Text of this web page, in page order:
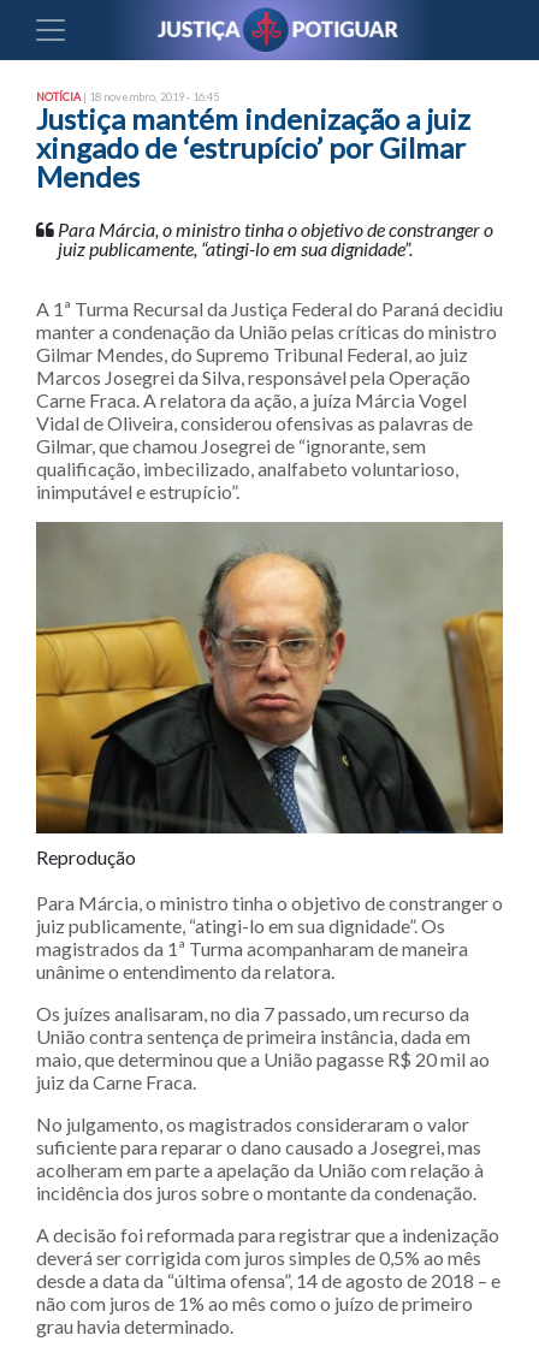
NOTÍCIA | 18 novembro, 2019 - 16:45
Justiça mantém indenização a juiz
xingado de ‘estrupício’ por Gilmar
Mendes
Para Márcia, o ministro tinha o objetivo de constranger o
juiz publicamente, “atingi-lo em sua dignidade”.
A 1ª Turma Recursal da Justiça Federal do Paraná decidiu
manter a condenação da União pelas críticas do ministro
Gilmar Mendes, do Supremo Tribunal Federal, ao juiz
Marcos Josegrei da Silva, responsável pela Operação
Carne Fraca. A relatora da ação, a juíza Márcia Vogel
Vidal de Oliveira, considerou ofensivas as palavras de
Gilmar, que chamou Josegrei de “ignorante, sem
qualificação, imbecilizado, analfabeto voluntarioso,
inimputável e estrupício”.
Reprodução
Para Márcia, o ministro tinha o objetivo de constranger o
juiz publicamente, “atingi-lo em sua dignidade”. Os
magistrados da 1ª Turma acompanharam de maneira
unânime o entendimento da relatora.
Os juízes analisaram, no dia 7 passado, um recurso da
União contra sentença de primeira instância, dada em
maio, que determinou que a União pagasse R$ 20 mil ao
juiz da Carne Fraca.
No julgamento, os magistrados consideraram o valor
suficiente para reparar o dano causado a Josegrei, mas
acolheram em parte a apelação da União com relação à
incidência dos juros sobre o montante da condenação.
A decisão foi reformada para registrar que a indenização
deverá ser corrigida com juros simples de 0,5% ao mês
desde a data da “última ofensa”, 14 de agosto de 2018 – e
não com juros de 1% ao mês como o juízo de primeiro
grau havia determinado.